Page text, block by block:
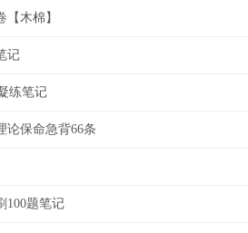
木棉】
记
练笔记
论保命急背66条
100题笔记